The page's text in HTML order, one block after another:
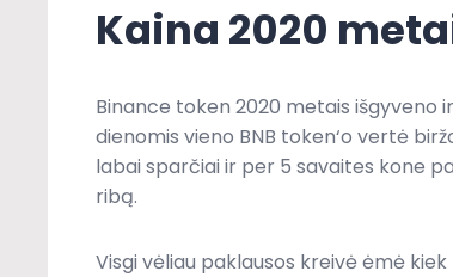
Kaina 2020
Binance token 2020 metais išgyveno
dienomis vieno BNB token‘o vertė
labai sparčiai ir per 5 savaites kone
ribą.
Visgi vėliau paklausos kreivė ėmė